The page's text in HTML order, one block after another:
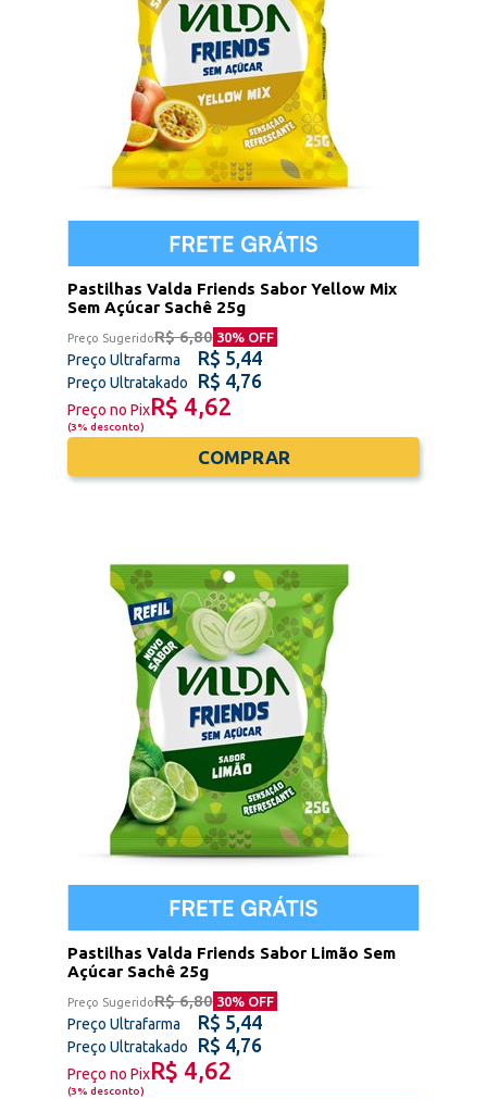
Pastilhas Valda Friends Sabor Yellow Mix
Sem Açúcar Sachê 25g
Preço SugeridoR$ 6,80 30% OFF
Preço Ultrafarma R$ 5,44
Preço Ultratakado R$ 4,76
Preço no PixR$ 4,62
(3% desconto)
COMPRAR
Pastilhas Valda Friends Sabor Limão Sem
Açúcar Sachê 25g
Preço SugeridoR$ 6,80 30% OFF
Preço Ultrafarma R$ 5,44
Preço Ultratakado R$ 4,76
Preço no PixR$ 4,62
(3% desconto)